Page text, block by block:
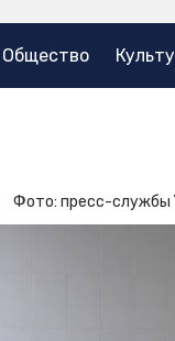
Общество
Фото: пресс-службы